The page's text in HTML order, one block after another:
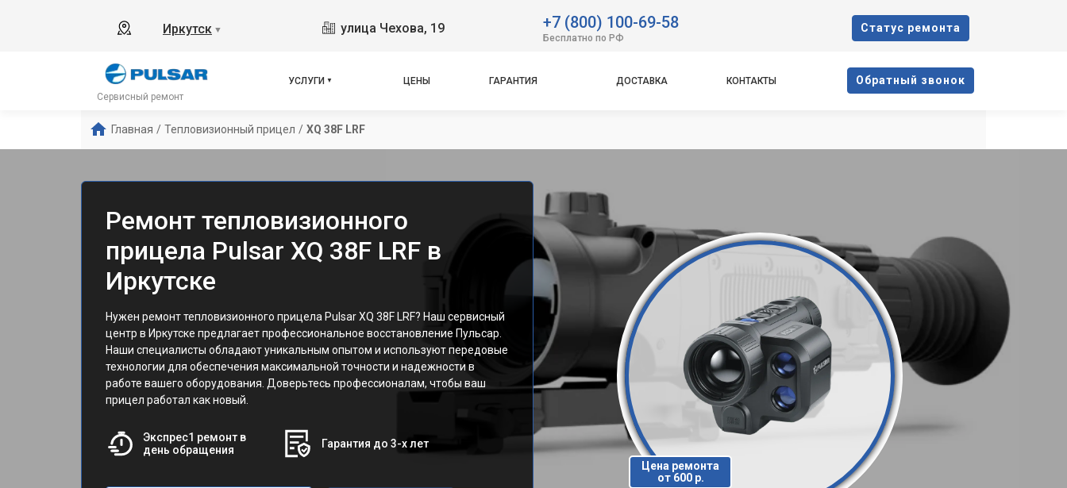
Иркутск ▼ улица Чехова, 19 +7 (800) 100-69-58
Бесплатно по РФ
Cтатус ремонта
Сервисный ремонт
УСЛУГИ ЦЕНЫ ГАРАНТИЯ ДОСТАВКА КОНТАКТЫ Oбратный звонок
Главная / Тепловизионный прицел / XQ 38F LRF
Ремонт тепловизионного
прицела Pulsar XQ 38F LRF в
Иркутске
Нужен ремонт тепловизионного прицела Pulsar XQ 38F LRF? Наш сервисный
центр в Иркутске предлагает профессиональное восстановление Пульсар.
Наши специалисты обладают уникальным опытом и используют передовые
технологии для обеспечения максимальной точности и надежности в
работе вашего оборудования. Доверьтесь профессионалам, чтобы ваш
прицел работал как новый.
Экспрес1 ремонт в
день обращения
Гарантия до 3-х лет
Цена ремонта
от 600 р.